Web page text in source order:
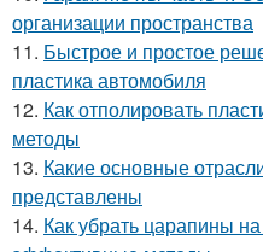
организации пространства
11. Быстрое и простое
пластика автомобиля
12. Как отполировать
методы
13. Какие основные
представлены
14. Как убрать царапины